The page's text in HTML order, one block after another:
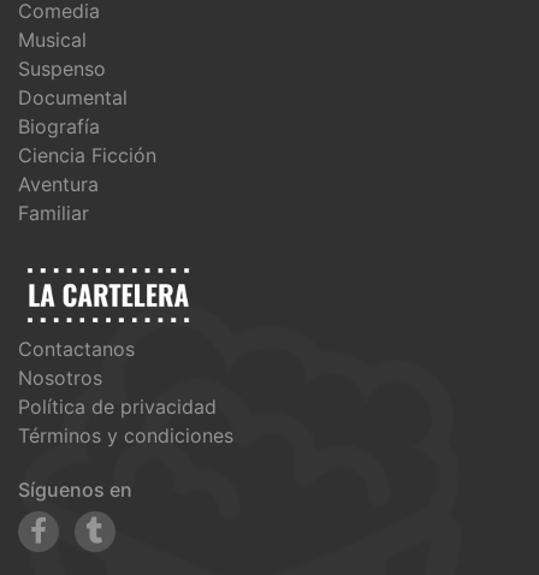
Comedia
Musical
Suspenso
Documental
Biografía
Ciencia Ficción
Aventura
Familiar
Contactanos
Nosotros
Política de privacidad
Términos y condiciones
Síguenos en